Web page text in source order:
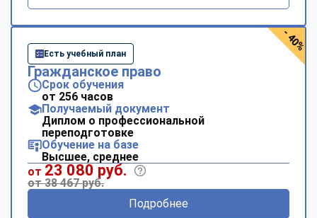
Есть учебный план
Гражданское право
Срок обучения
от 256 часов
Получаемый документ
Диплом о профессиональной
переподготовке
Обучение на базе
Высшее, среднее
от 23 080 руб.
от 38 467 руб.
Подробнее
- 40%